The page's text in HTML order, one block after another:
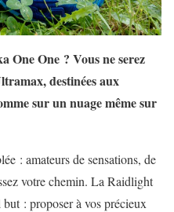
One One ? Vous ne serez
destinées aux
sur un nuage même sur
: amateurs de sensations, de
votre chemin. La Raidlight
: proposer à vos précieux